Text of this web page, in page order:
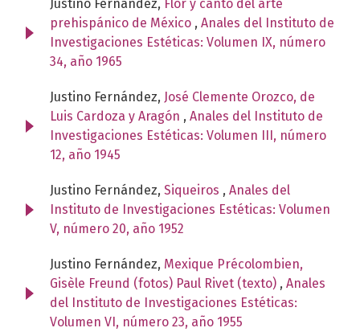
Justino Fernández, Flor y canto del arte
prehispánico de México , Anales del Instituto de
Investigaciones Estéticas: Volumen IX, número
34, año 1965
Justino Fernández, José Clemente Orozco, de
Luis Cardoza y Aragón , Anales del Instituto de
Investigaciones Estéticas: Volumen III, número
12, año 1945
Justino Fernández, Siqueiros , Anales del
Instituto de Investigaciones Estéticas: Volumen
V, número 20, año 1952
Justino Fernández, Mexique Précolombien,
Gisèle Freund (fotos) Paul Rivet (texto) , Anales
del Instituto de Investigaciones Estéticas:
Volumen VI, número 23, año 1955